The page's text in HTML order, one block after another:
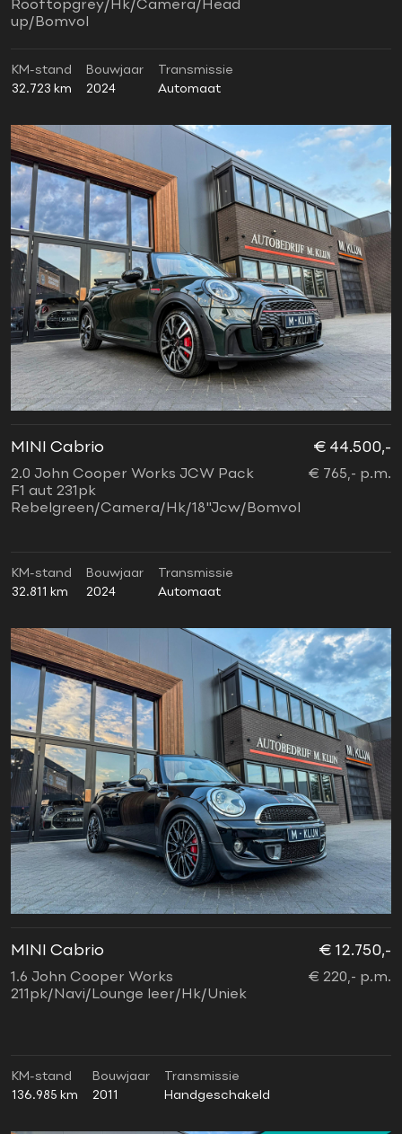
Rooftopgrey/Hk/Camera/Head
up/Bomvol
KM-stand
32.723 km
Bouwjaar
2024
Transmissie
Automaat
MINI Cabrio
2.0 John Cooper Works JCW Pack
F1 aut 231pk
Rebelgreen/Camera/Hk/18"Jcw/Bomvol
€ 44.500,-
€ 765,- p.m.
KM-stand
32.811 km
Bouwjaar
2024
Transmissie
Automaat
MINI Cabrio
1.6 John Cooper Works
211pk/Navi/Lounge leer/Hk/Uniek
€ 12.750,-
€ 220,- p.m.
KM-stand
136.985 km
Bouwjaar
2011
Transmissie
Handgeschakeld